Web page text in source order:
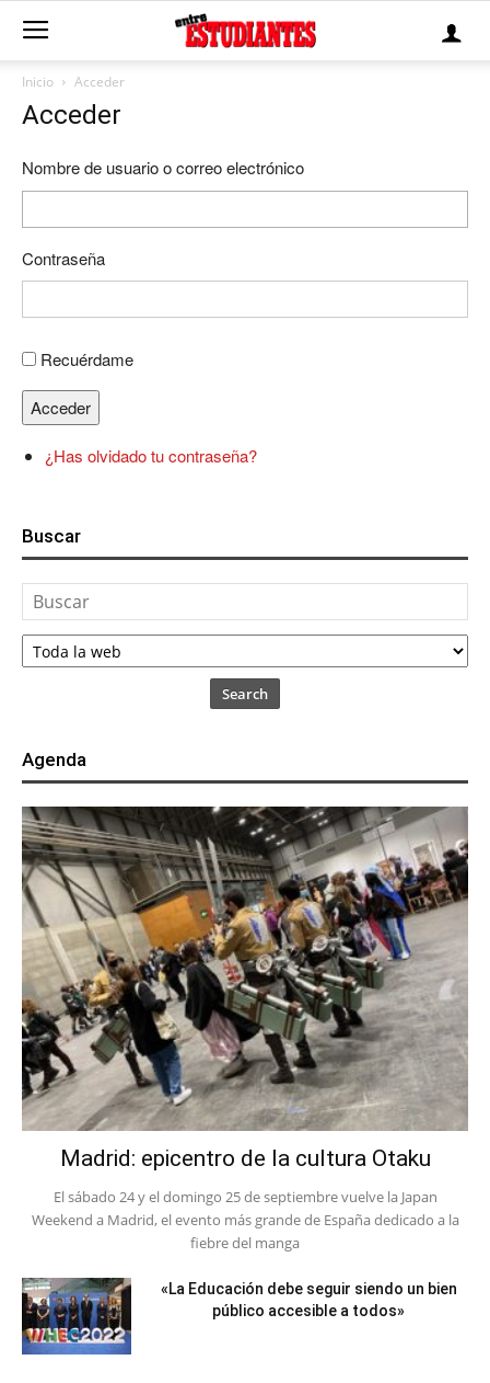
Inicio Acceder
Acceder
Nombre de usuario o correo electrónico
Contraseña
Recuérdame
Acceder
¿Has olvidado tu contraseña?
Buscar
Search
Agenda
Madrid: epicentro de la cultura Otaku
El sábado 24 y el domingo 25 de septiembre vuelve la Japan
Weekend a Madrid, el evento más grande de España dedicado a la
fiebre del manga
«La Educación debe seguir siendo un bien
público accesible a todos»